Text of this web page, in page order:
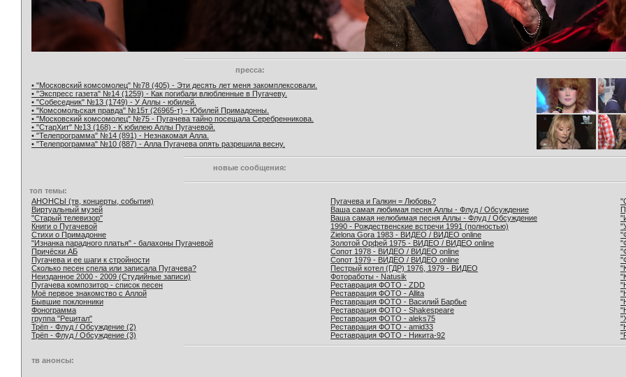
пресса:
• "Московский комсомолец" №78 (405) - Эти десять лет меня закомплексовали.
• "Экспресс газета" №14 (1259) - Как погибали влюбленные в Пугачеву.
• "Собеседник" №13 (1749) - У Аллы - юбилей.
• "Комсомольская правда" №15т (26965-т) - Юбилей Примадонны.
• "Московский комсомолец" №75 - Пугачева тайно посещала Серебренникова.
• "СтарХит" №13 (168) - К юбилею Аллы Пугачевой.
• "Телепрограмма" №14 (891) - Незнакомая Алла.
• "Телепрограмма" №10 (887) - Алла Пугачева опять разрешила весну.
новые сообщения:
топ темы:
АНОНСЫ (тв, концерты, события)
Виртуальный музей
"Старый телевизор"
Книги о Пугачевой
Стихи о Примадонне
"Изнанка парадного платья" - балахоны Пугачевой
Причёски АБ
Пугачева и ее шаги к стройности
Сколько песен спела или записала Пугачева?
Неизданное 2000 - 2009 (Студийные записи)
Пугачева композитор - список песен
Моё первое знакомство с Аллой
Бывшие поклонники
Фонограмма
группа "Рецитал"
Трёп - Флуд / Обсуждение (2)
Трёп - Флуд / Обсуждение (3)
Пугачева и Галкин = Любовь?
Ваша самая любимая песня Аллы - Флуд / Обсуждение
Ваша самая нелюбимая песня Аллы - Флуд / Обсуждение
1990 - Рождественские встречи 1991 (полностью)
Zielona Gora 1983 - ВИДЕО / ВИДЕО online
Золотой Орфей 1975 - ВИДЕО / ВИДЕО online
Сопот 1978 - ВИДЕО / ВИДЕО online
Сопот 1979 - ВИДЕО / ВИДЕО online
Пестрый котел (ГДР) 1976, 1979 - ВИДЕО
Фотоработы - Natusik
Реставрация ФОТО - ZDD
Реставрация ФОТО - Allita
Реставрация ФОТО - Василий Барбье
Реставрация ФОТО - Shakespeare
Реставрация ФОТО - aleks75
Реставрация ФОТО - amid33
Реставрация ФОТО - Никита-92
тв анонсы: